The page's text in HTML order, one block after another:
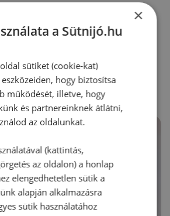
×
a Sütnijó.hu
sütiket (cookie-kat)
eszközeiden, hogy biztosítsa
működését, illetve, hogy
és partnereinknek átlátni,
az oldalunkat.
(kattintás,
az oldalon) a honlap
elengedhetetlen sütik a
alapján alkalmazásra
sütik használatához